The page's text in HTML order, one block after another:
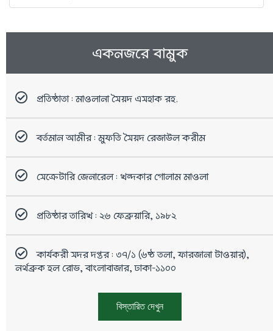
একনজরে বামুক
প্রতিষ্ঠাতা : মাওলানা সৈয়দ এসহাক রহ.
বর্তমান আমীর : মুফতি সৈয়দ রেজাউল করীম
সেক্রেটারি জেনারেল : খন্দকার গোলাম মাওলা
প্রতিষ্ঠার তারিখ : ২৬ ফেব্রুয়ারি, ১৯৮২
কার্যকরী সদর দপ্তর : ৩৭/১ (৬ষ্ঠ তলা, ফারজানা টাওয়ার),
নর্থব্রুক হল রোড, বাংলাবাজার, ঢাকা-১১০০
বিস্তারিত দেখুন